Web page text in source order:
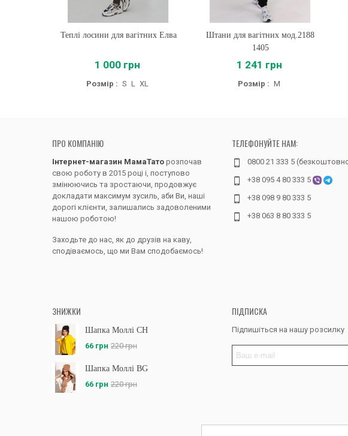
Купити
Теплі лосини для вагітних Елва
1 000 грн
Розмір : S L XL
Купити
Штани для вагітних мод.2188
1405
1 241 грн
Розмір : M
ПРО КОМПАНІЮ
Інтернет-магазин МамаТато розпочав
свою роботу в 2015 році і, поступово
змінюючись та зростаючи, продовжує
докладати максимум зусиль, аби Ви, наші
дорогі клієнти, залишались задоволеними
нашою роботою!
Заходьте до нас, як до друзів на каву,
сподіваємось, що ми Вам сподобаємось!
ТЕЛЕФОНУЙТЕ НАМ:
0800 21 333 5
+38 095 4 80 333 5
+38 098 9 80 333 5
+38 063 8 80 333 5
ЗНИЖКИ
Шапка Моллі CH
66 грн 220 грн
Шапка Моллі BG
66 грн 220 грн
ПІДПИСКА
Підпишіться на нашу розсилку
Дякую за все,